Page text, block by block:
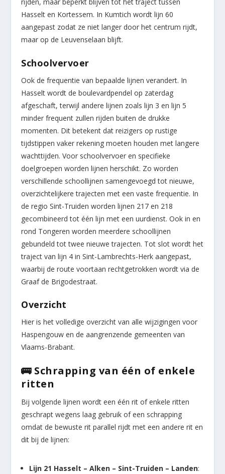
Hasselt en Kortessem. In Kumtich wordt lijn 60
aangepast zodat ze niet langer door het centrum rijdt,
maar op de Leuvenselaan blijft.
Schoolvervoer
Ook de frequentie van bepaalde lijnen verandert. In
Hasselt wordt de boulevardpendel op zaterdag
afgeschaft, terwijl andere lijnen zoals lijn 3 en lijn 5
minder frequent zullen rijden buiten de drukke
momenten. Dit betekent dat reizigers op rustige
tijdstippen vaker rekening moeten houden met langere
wachttijden. Voor schoolvervoer en specifieke
doelgroepen worden lijnen herschikt. Zo worden
verschillende schoollijnen samengevoegd tot nieuwe,
overzichtelijkere trajecten met een vaste frequentie. In
de regio Sint-Truiden worden lijnen 217 en 218
gecombineerd tot één lijn met een uurdienst. Ook in en
rond Tongeren worden meerdere schoollijnen
gebundeld tot twee nieuwe trajecten. Tot slot wordt het
traject van lijn 4 in Sint-Lambrechts-Herk aangepast,
waarbij de route voortaan rechtgetrokken wordt via de
Graaf de Brigodestraat.
Overzicht
Hier is het volledige overzicht van alle wijzigingen voor
Haspengouw en de aangrenzende gemeenten van
Vlaams-Brabant.
🚌 Schrapping van één of enkele
ritten
Bij volgende lijnen wordt een één rit of enkele ritten
geschrapt wegens laag gebruik of een schrapping
omdat de bewuste rit parallel rijdt met een andere rit en
dit bij de lijnen:
Lijn 21 Hasselt – Alken – Sint-Truiden – Landen: